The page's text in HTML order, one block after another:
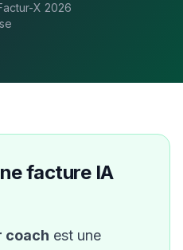
X 2026
facture IA
coach est une